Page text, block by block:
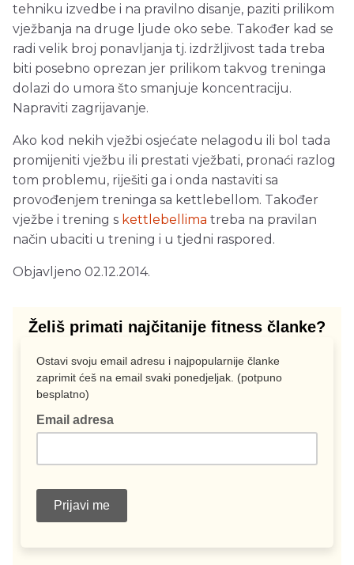
tehniku izvedbe i na pravilno disanje, paziti prilikom
vježbanja na druge ljude oko sebe. Također kad se
radi velik broj ponavljanja tj. izdržljivost tada treba
biti posebno oprezan jer prilikom takvog treninga
dolazi do umora što smanjuje koncentraciju.
Napraviti zagrijavanje.
Ako kod nekih vježbi osjećate nelagodu ili bol tada
promijeniti vježbu ili prestati vježbati, pronaći razlog
tom problemu, riješiti ga i onda nastaviti sa
provođenjem treninga sa kettlebellom. Također
vježbe i trening s kettlebellima treba na pravilan
način ubaciti u trening i u tjedni raspored.
Objavljeno 02.12.2014.